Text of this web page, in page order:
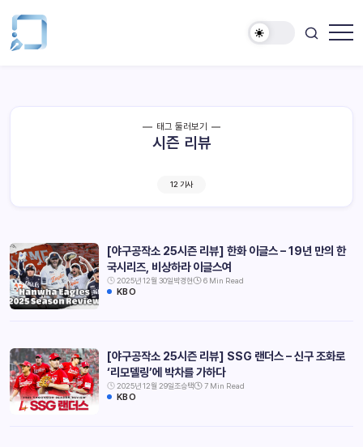
태그 둘러보기
시즌 리뷰
12 기사
[야구공작소 25시즌 리뷰] 한화 이글스 – 19년 만의 한
국시리즈, 비상하라 이글스여
2025년 12월 30일박경현 6 Min Read
KBO
[야구공작소 25시즌 리뷰] SSG 랜더스 – 신구 조화로
‘리모델링’에 박차를 가하다
2025년 12월 29일조승택 7 Min Read
KBO